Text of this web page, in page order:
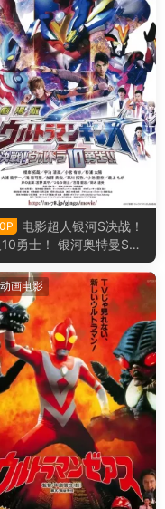
电影超人银河S决战！
勇士！ 银河奥特曼S决
特10勇士！粤语版
画电影